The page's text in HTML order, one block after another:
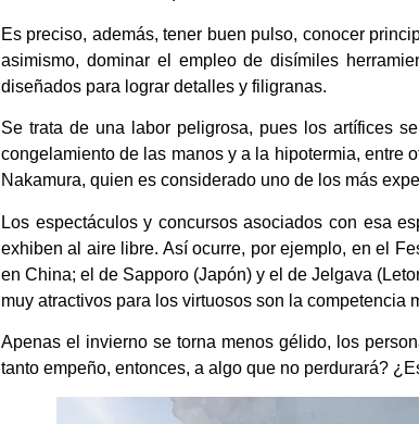
Es preciso, además, tener buen pulso, conocer
asimismo, dominar el empleo de disímiles
diseñados para lograr detalles y filigranas.
Se trata de una labor peligrosa, pues los artífices
congelamiento de las manos y a la hipotermia, entre
Nakamura, quien es considerado uno de los más
Los espectáculos y concursos asociados con esa
exhiben al aire libre. Así ocurre, por ejemplo, en el
en China; el de Sapporo (Japón) y el de Jelgava
muy atractivos para los virtuosos son la competencia
Apenas el invierno se torna menos gélido, los
tanto empeño, entonces, a algo que no perdurará?